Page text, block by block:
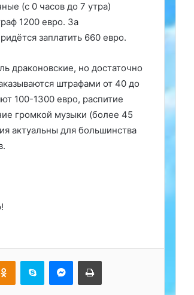
(с 0 часов до 7 утра)
1200 евро. За
заплатить 660 евро.
драконовские, но достаточно
штрафами от 40 до
100-1300 евро, распитие
громкой музыки (более 45
актуальны для большинства
Одноклассники
Skype MessengerПечатать